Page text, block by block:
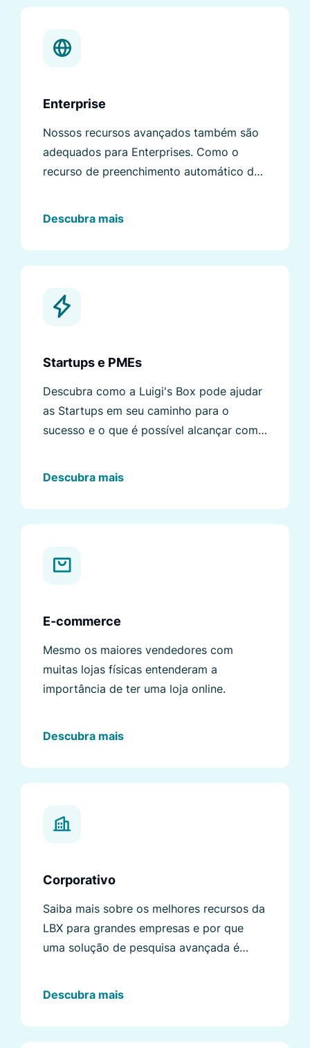
Enterprise
Nossos recursos avançados também são
adequados para Enterprises. Como o
recurso de preenchimento automático da
Descubra mais
Startups e PMEs
Descubra como a Luigi's Box pode ajudar
as Startups em seu caminho para o
sucesso e o que é possível alcançar com
Descubra mais
E-commerce
Mesmo os maiores vendedores com
muitas lojas físicas entenderam a
importância de ter uma loja online.
Descubra mais
Corporativo
Saiba mais sobre os melhores recursos da
LBX para grandes empresas e por que
uma solução de pesquisa avançada é
Descubra mais